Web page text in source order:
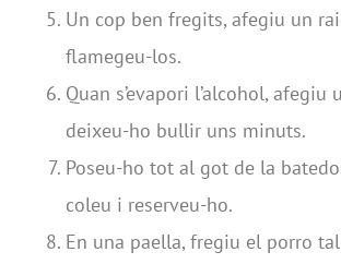
Un cop ben fregits, afegiu un
flamegeu-los.
Quan s’evapori l’alcohol, afegiu
deixeu-ho bullir uns minuts.
Poseu-ho tot al got de la
coleu i reserveu-ho.
En una paella, fregiu el porro